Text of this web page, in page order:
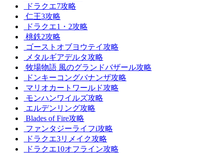
ドラクエ7攻略
仁王3攻略
ドラクエ1・2攻略
桃鉄2攻略
ゴーストオブヨウテイ攻略
メタルギアデルタ攻略
牧場物語 風のグランドバザール攻略
ドンキーコングバナンザ攻略
マリオカートワールド攻略
モンハンワイルズ攻略
エルデンリング攻略
Blades of Fire攻略
ファンタジーライフi攻略
ドラクエ3リメイク攻略
ドラクエ10オフライン攻略